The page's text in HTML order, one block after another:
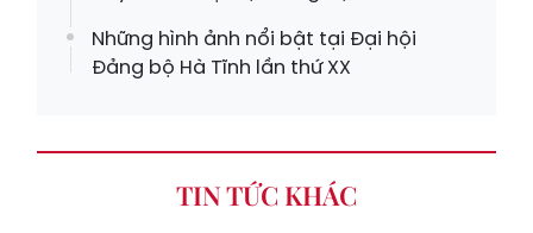
Những hình ảnh nổi bật tại Đại hội
Đảng bộ Hà Tĩnh lần thứ XX
TIN TỨC KHÁC